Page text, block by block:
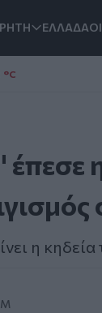
ΕΛΛΑΔΑ
°C
η κηδεία